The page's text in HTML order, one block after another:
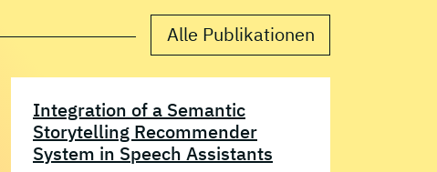
Alle Publikationen
Integration of a Semantic
Storytelling Recommender
System in Speech Assistants